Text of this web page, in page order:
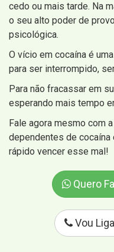
cedo ou mais tarde. Na
o seu alto poder de
psicológica.
O vício em cocaína é
para ser interrompido,
Para não fracassar em
esperando mais tempo
Fale agora mesmo com
dependentes de
rápido vencer esse mal!
Quero
Vou